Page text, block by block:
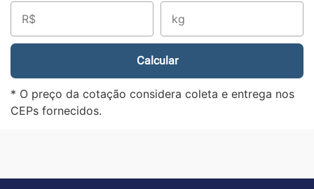
Calcular
* O preço da cotação considera coleta e entrega nos
CEPs fornecidos.